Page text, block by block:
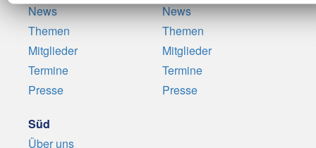
News
Themen
Mitglieder
Termine
Presse
News
Themen
Mitglieder
Termine
Presse
Süd
Über uns